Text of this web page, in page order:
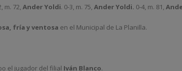
m. 72, Ander Yoldi. 0-3, m. 75, Ander Yoldi. 0-4, m. 81,
fría y ventosa en el Municipal de La Planilla.
el jugador del filial Iván Blanco.